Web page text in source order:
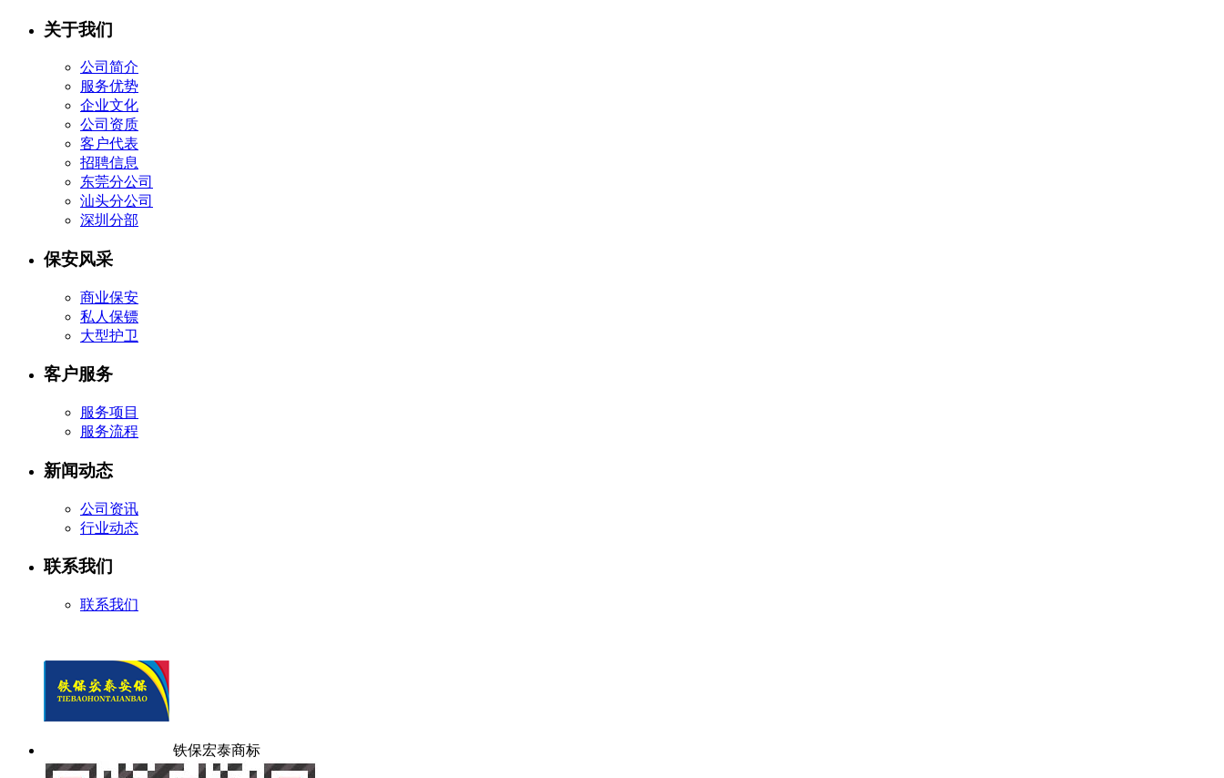
关于我们
公司简介
服务优势
企业文化
公司资质
客户代表
招聘信息
东莞分公司
汕头分公司
深圳分部
保安风采
商业保安
私人保镖
大型护卫
客户服务
服务项目
服务流程
新闻动态
公司资讯
行业动态
联系我们
联系我们
铁保宏泰商标